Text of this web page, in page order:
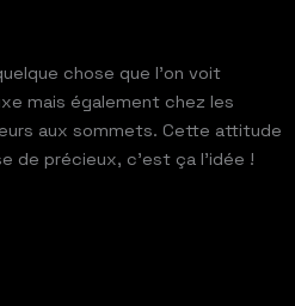
chose que l’on voit
mais également chez les
aux sommets. Cette attitude
de précieux, c’est ça l’idée !